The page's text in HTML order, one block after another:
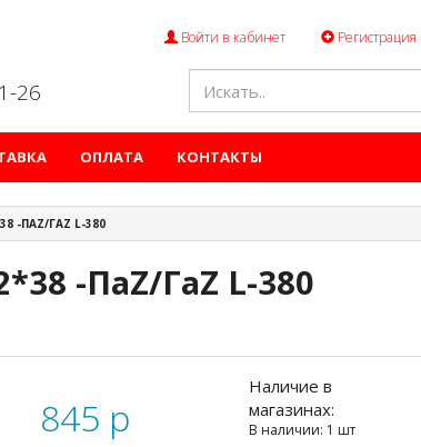
Войти в кабинет Регистрация
26
ОПЛАТА КОНТАКТЫ
-ПАZ/ГАZ L-380
-ПаZ/ГаZ L-380
845 p
Наличие в
магазинах:
В наличии: 1 шт